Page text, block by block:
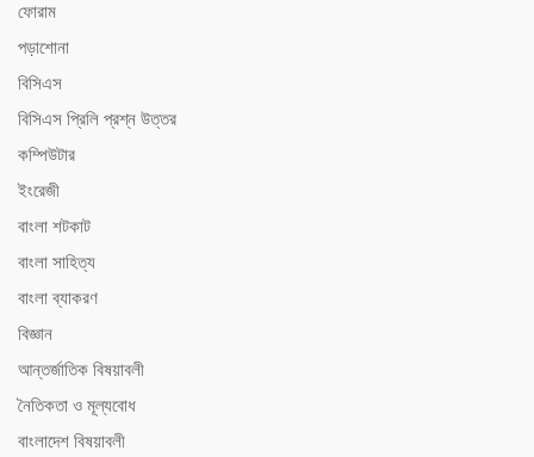
ফোরাম
পড়াশোনা
বিসিএস
বিসিএস ‍প্রিলি প্রশ্ন উত্তর
কম্পিউটার
ইংরেজী
বাংলা শটকাট
বাংলা সাহিত্য
বাংলা ব্যাকরণ
বিজ্ঞান
আন্তর্জাতিক বিষয়াবলী
নৈতিকতা ও মূল্যবোধ
বাংলাদেশ বিষয়াবলী